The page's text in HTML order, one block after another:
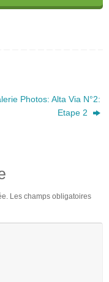
Photos: Alta Via N°2:
Etape 2
Les champs obligatoires